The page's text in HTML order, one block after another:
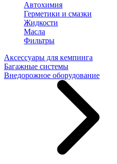
Автохимия
Герметики и смазки
Жидкости
Масла
Фильтры
Аксессуары для кемпинга
Багажные системы
Внедорожное оборудование